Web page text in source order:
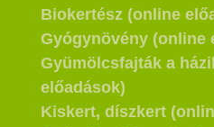
Biokertész (online
Gyógynövény (online
Gyümölcsfajták a
előadások)
Kiskert, díszkert